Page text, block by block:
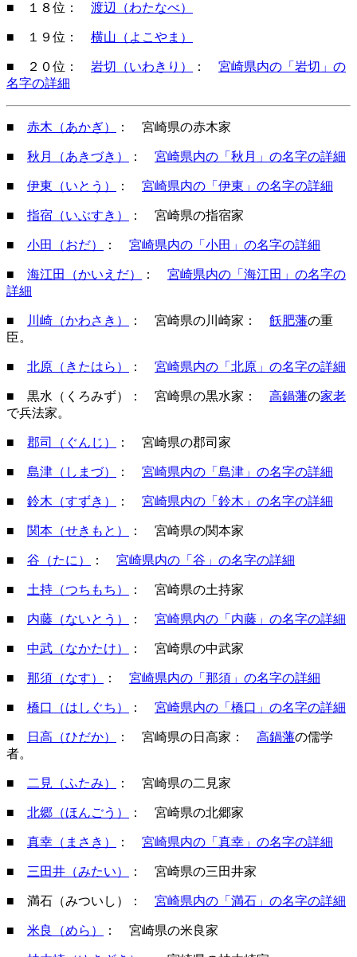
■ １８位： 渡辺（わたなべ）
■ １９位： 横山（よこやま）
■ ２０位： 岩切（いわきり） ： 宮崎県内の「岩切」の
名字の詳細
■ 赤木（あかぎ） ： 宮崎県の赤木家
■ 秋月（あきづき） ： 宮崎県内の「秋月」の名字の詳細
■ 伊東（いとう） ： 宮崎県内の「伊東」の名字の詳細
■ 指宿（いぶすき） ： 宮崎県の指宿家
■ 小田（おだ） ： 宮崎県内の「小田」の名字の詳細
■ 海江田（かいえだ） ： 宮崎県内の「海江田」の名字の
詳細
■ 川崎（かわさき） ： 宮崎県の川崎家： 飫肥藩の重
臣。
■ 北原（きたはら） ： 宮崎県内の「北原」の名字の詳細
■ 黒水（くろみず）： 宮崎県の黒水家： 高鍋藩の家老
で兵法家。
■ 郡司（ぐんじ） ： 宮崎県の郡司家
■ 島津（しまづ） ： 宮崎県内の「島津」の名字の詳細
■ 鈴木（すずき） ： 宮崎県内の「鈴木」の名字の詳細
■ 関本（せきもと） ： 宮崎県の関本家
■ 谷（たに） ： 宮崎県内の「谷」の名字の詳細
■ 土持（つちもち） ： 宮崎県の土持家
■ 内藤（ないとう） ： 宮崎県内の「内藤」の名字の詳細
■ 中武（なかたけ） ： 宮崎県の中武家
■ 那須（なす） ： 宮崎県内の「那須」の名字の詳細
■ 橋口（はしぐち） ： 宮崎県内の「橋口」の名字の詳細
■ 日高（ひだか） ： 宮崎県の日高家： 高鍋藩の儒学
者。
■ 二見（ふたみ） ： 宮崎県の二見家
■ 北郷（ほんごう） ： 宮崎県の北郷家
■ 真幸（まさき） ： 宮崎県内の「真幸」の名字の詳細
■ 三田井（みたい） ： 宮崎県の三田井家
■ 満石（みついし）： 宮崎県内の「満石」の名字の詳細
■ 米良（めら） ： 宮崎県の米良家